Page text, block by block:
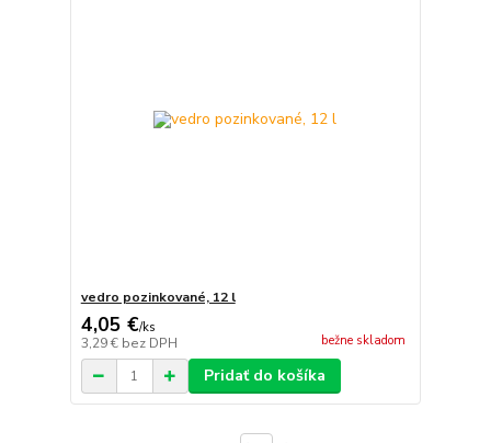
vedro pozinkované, 12 l
4,05 €/ks
3,29 € bez DPH bežne skladom
Pridať do košíka